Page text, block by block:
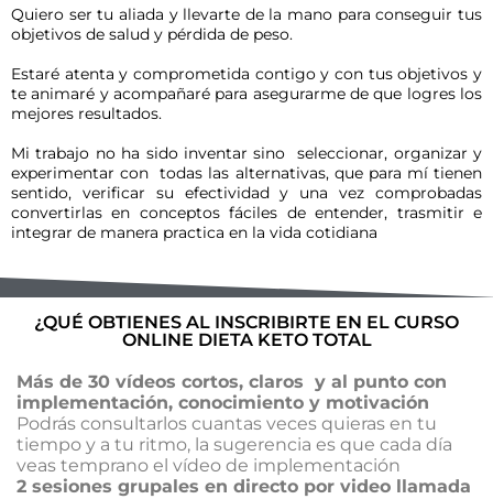
Quiero ser tu aliada y llevarte de la mano para conseguir tus
objetivos de salud y pérdida de peso.
Estaré atenta y comprometida contigo y con tus objetivos y
te animaré y acompañaré para asegurarme de que logres los
mejores resultados.
Mi trabajo no ha sido inventar sino seleccionar, organizar y
experimentar con todas las alternativas, que para mí tienen
sentido, verificar su efectividad y una vez comprobadas
convertirlas en conceptos fáciles de entender, trasmitir e
integrar de manera practica en la vida cotidiana
¿QUÉ OBTIENES AL INSCRIBIRTE EN EL CURSO
ONLINE DIETA KETO TOTAL
Más de 30 vídeos cortos, claros y al punto con
implementación, conocimiento y motivación
Podrás consultarlos cuantas veces quieras en tu
tiempo y a tu ritmo, la sugerencia es que cada día
veas temprano el vídeo de implementación
2 sesiones grupales en directo por video llamada